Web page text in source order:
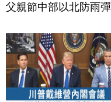
父親節中部以北防雨彈